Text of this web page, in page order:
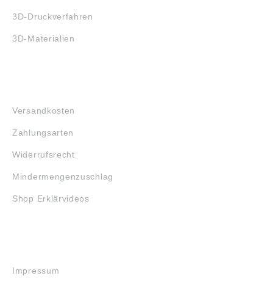
3D-Druckverfahren
3D-Materialien
Versandkosten
Zahlungsarten
Widerrufsrecht
Mindermengenzuschlag
Shop Erklärvideos
Impressum